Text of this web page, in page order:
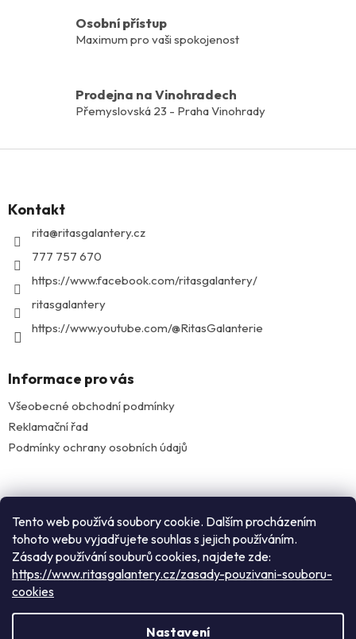
Tento web používá soubory cookie. Dalším procházením
tohoto webu vyjadřujete souhlas s jejich používáním.
Zásady používání souburů cookies, najdete zde:
https://www.ritasgalantery.cz/zasady-pouzivani-souboru-
cookies
Nastavení
Osobní přístup
Maximum pro vaši spokojenost
Prodejna na Vinohradech
Přemyslovská 23 - Praha Vinohrady
Z
aKontakt
rita@ritasgalantery.cz
777 757 670
https://www.facebook.com/ritasgalantery/
ritasgalantery
https://www.youtube.com/@RitasGalanterie
Informace pro vás
Všeobecné obchodní podmínky
Reklamační řad
Podmínky ochrany osobních údajů
Instagram
Vytvořil Shoptet